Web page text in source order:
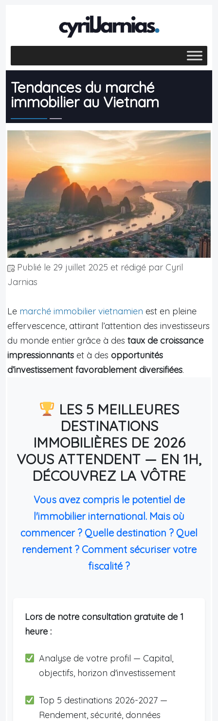
Tendances du marché
immobilier au Vietnam
Publié le 29 juillet 2025 et rédigé par Cyril
Jarnias
Le marché immobilier vietnamien est en pleine
effervescence, attirant l’attention des investisseurs
du monde entier grâce à des taux de croissance
impressionnants et à des opportunités
d’investissement favorablement diversifiées.
LES 5 MEILLEURES
DESTINATIONS
IMMOBILIÈRES DE 2026
VOUS ATTENDENT — EN 1H,
DÉCOUVREZ LA VÔTRE
Vous avez compris le potentiel de
l'immobilier international. Mais où
commencer ? Quelle destination ? Quel
rendement ? Comment sécuriser votre
fiscalité ?
Lors de notre consultation gratuite de 1
heure :
Analyse de votre profil — Capital,
objectifs, horizon d'investissement
Top 5 destinations 2026-2027 —
Rendement, sécurité, données